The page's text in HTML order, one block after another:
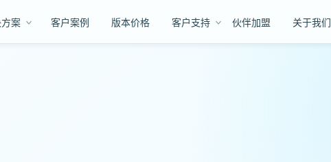
案 客户案例 版本价格 客户支持 伙伴加盟 关于我们